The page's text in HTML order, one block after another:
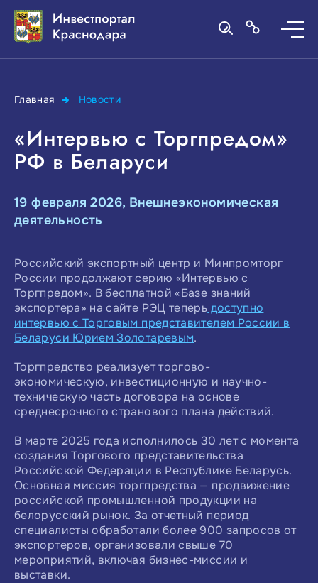
Главная Новости
«Интервью с Торгпредом»
РФ в Беларуси
19 февраля 2026, Внешнеэкономическая
деятельность
Российский экспортный центр и Минпромторг
России продолжают серию «Интервью с
Торгпредом». В бесплатной «Базе знаний
экспортера» на сайте РЭЦ теперь доступно
интервью с Торговым представителем России в
Беларуси Юрием Золотаревым.
Торгпредство реализует торгово-
экономическую, инвестиционную и научно-
техническую часть договора на основе
среднесрочного странового плана действий.
В марте 2025 года исполнилось 30 лет с момента
создания Торгового представительства
Российской Федерации в Республике Беларусь.
Основная миссия торгпредства — продвижение
российской промышленной продукции на
белорусский рынок. За отчетный период
специалисты обработали более 900 запросов от
экспортеров, организовали свыше 70
мероприятий, включая бизнес-миссии и
выставки.